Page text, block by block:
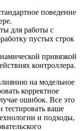
поведение
для работы с
пустых строк
привязкой
контроллера.
на модельное
корректное
ошибок. Все это
тестировать ваше
и подходы,